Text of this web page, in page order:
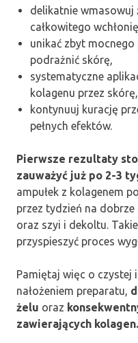
delikatnie wmasowuj
całkowitego
unikać zbyt
podrażnić skórę,
systematyczne
kolagenu przez skórę,
kontynuuj kurację
pełnych efektów.
Pierwsze rezultaty
zauważyć już po 2-3
ampułek z kolagenem
przez tydzień na
oraz szyi i dekoltu.
przyspieszyć proces
Pamiętaj więc o czystej
nałożeniem preparatu,
żelu oraz
zawierających kolagen.